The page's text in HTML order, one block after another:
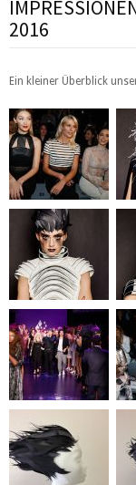
2016
Ein kleiner Überblick